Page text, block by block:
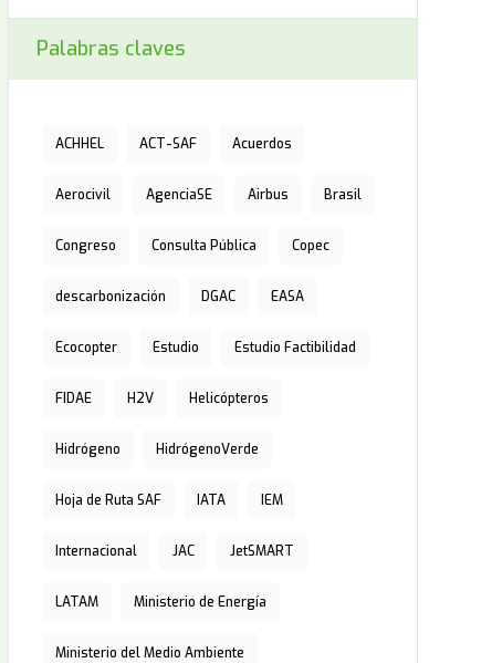
Palabras claves
ACHHEL ACT-SAF Acuerdos
Aerocivil AgenciaSE Airbus Brasil
Congreso Consulta Pública Copec
descarbonización DGAC EASA
Ecocopter Estudio Estudio Factibilidad
FIDAE H2V Helicópteros
Hidrógeno HidrógenoVerde
Hoja de Ruta SAF IATA IEM
Internacional JAC JetSMART
LATAM Ministerio de Energía
Ministerio del Medio Ambiente